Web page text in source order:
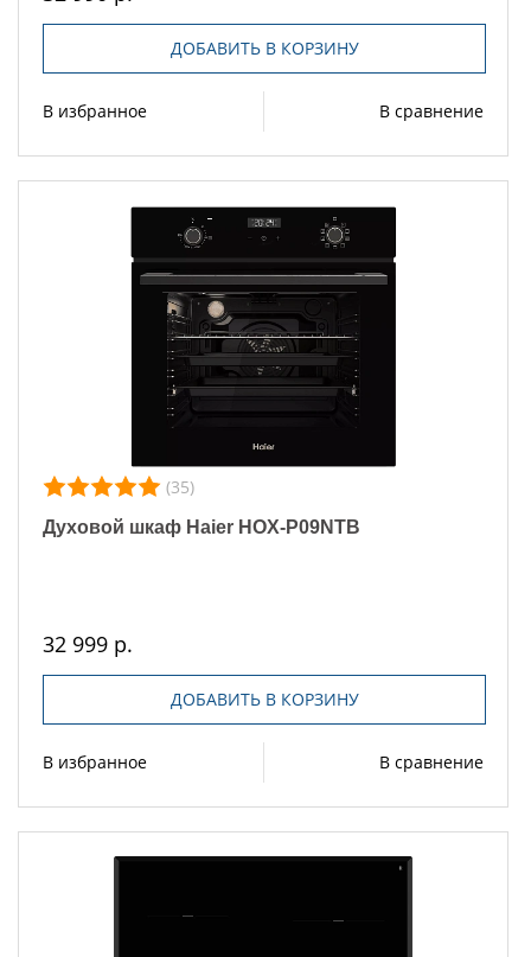
ДОБАВИТЬ В КОРЗИНУ
В избранное В сравнение
(35)
Духовой шкаф Haier HOX-P09NTB
32 999 р.
ДОБАВИТЬ В КОРЗИНУ
В избранное В сравнение